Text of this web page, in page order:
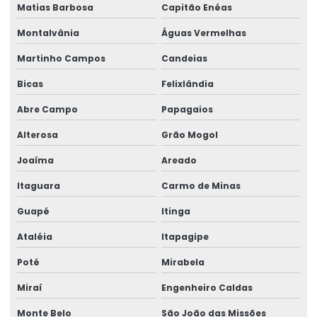
Trole Elétrico Para Produção E Montagem
Venda de talha cabo de aço
Venda de talha elétrica
Venda de talha elétrica de grau alimentício
Venda de talha elétrica para usina hidrelétrica
Matias Barbosa Capitão Enéas
Montalvânia Águas Vermelhas
Martinho Campos Candeias
Bicas Felixlândia
Abre Campo Papagaios
Alterosa Grão Mogol
Joaíma Areado
Itaguara Carmo de Minas
Guapé Itinga
Ataléia Itapagipe
Poté Mirabela
Miraí Engenheiro Caldas
Monte Belo São João das Missões